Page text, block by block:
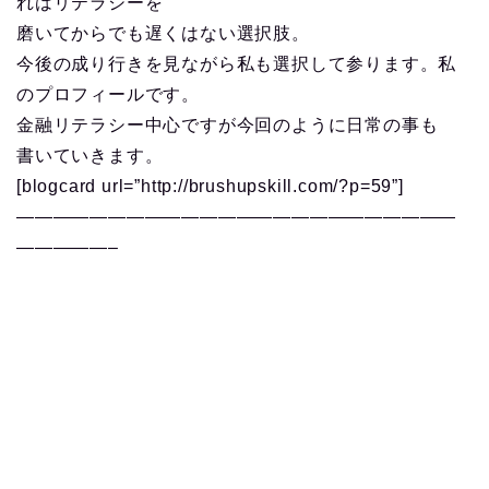
磨いてからでも遅くはない選択肢。
今後の成り行きを見ながら私も選択して参ります。私
のプロフィールです。
金融リテラシー中心ですが今回のように日常の事も
書いていきます。
[blogcard url=”http://brushupskill.com/?p=59”]
————————————————————————
—————–